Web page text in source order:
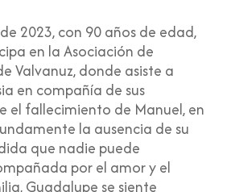
2023, con 90 años de edad,
en la Asociación de
Valvanuz, donde asiste a
en compañía de sus
el fallecimiento de Manuel, en
la ausencia de su
que nadie puede
por el amor y el
Guadalupe se siente